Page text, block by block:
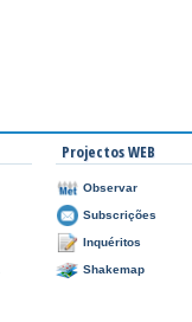
Projectos WEB
Observar
Subscrições
Inquéritos
Shakemap